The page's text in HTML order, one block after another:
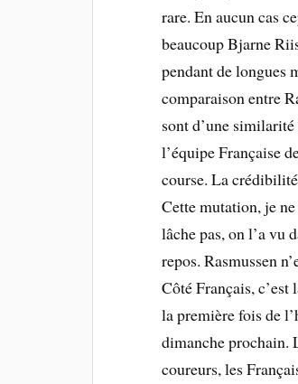
rare. En aucun cas
beaucoup Bjarne
pendant de longues
comparaison entre
sont d’une
l’équipe Française
course. La
Cette mutation, je
lâche pas, on l’a vu
repos. Rasmussen
Côté Français, c’est
la première fois de
dimanche prochain.
coureurs, les